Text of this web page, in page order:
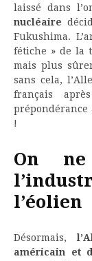
laissé dans
nucléaire
Fukushima.
fétiche » de la
mais plus
sans cela,
français
!
On
l’éolien
Désormais,
américain et